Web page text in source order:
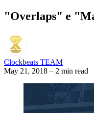
"Overlaps" e
Clockbeats TEAM
May 21, 2018 – 2 min read